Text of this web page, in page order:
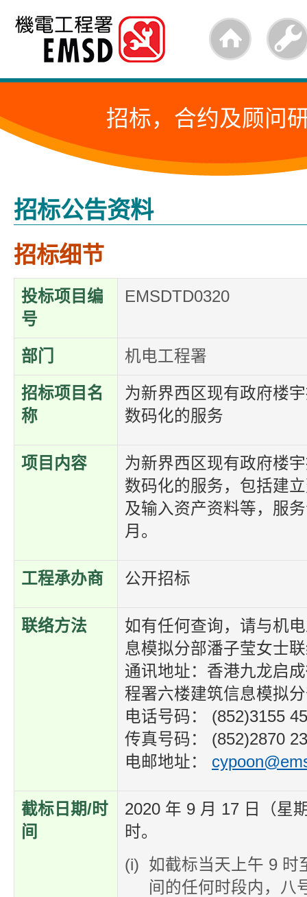
跳
内
的
始
招标，合约及顾问
招标公告资料
招标细节
投标项目编
号
EMSDTD0320
部门 机电工程署
招标项目名
称
为新界西区现有政府楼
数码化的服务
项目内容
为新界西区现有政府楼
数码化的服务，包括建
及输入资产资料等，服
月。
工程承办商 公开招标
联络方法
如有任何查询，请与机
息模拟分部潘子莹女士
通讯地址：香港九龙启
程署六楼建筑信息模拟
电话号码： (852)3155
传真号码： (852)2870
电邮地址：
截标日期/时
间
2020 年 9 月 17 日（星
时。
如截标当天上午 9 时
间的任何时段内，八